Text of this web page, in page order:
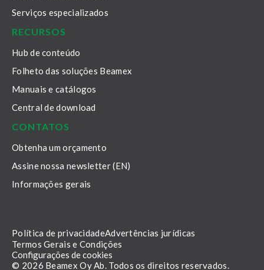
Serviços especializados
RECURSOS
Hub de conteúdo
Folheto das soluções Beamex
Manuais e catálogos
Central de download
CONTATOS
Obtenha um orçamento
Assine nossa newsletter (EN)
Informações gerais
© 2026 Beamex Oy Ab. Todos os direitos reservados.
Política de privacidadeAdvertências jurídicas
Termos Gerais e Condições
Configurações de cookies